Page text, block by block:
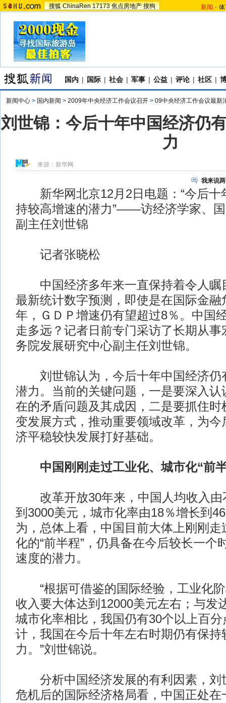
搜狐 ChinaRen 17173 焦点房地产 搜狗 新闻 -
国内 | 国际 | 社会 | 军事 | 公益 | 评论 | 社区 |
新闻中心 > 国内新闻 > 2009年中央经济工作会议召开 > 09中央经济工作会议最新
刘世锦：今后十年中国经济仍
力
来源： 新华网
我来说
新华网北京12月2日电题：“今后十
持较高增速的潜力”——访经济学家、
副主任刘世锦
记者张晓松
中国经济多年来一直保持着令人瞩
最新统计数字预测，即使是在国际金融
年，ＧＤＰ增速仍有望超过8％。中国
走多远？记者日前专门采访了长期从事
务院发展研究中心副主任刘世锦。
刘世锦认为，今后十年中国经济仍
潜力。当前的关键问题，一是要深入认
在的矛盾问题及其成因，二是要抓住时
变发展方式，推动重要领域改革，为今
济平稳较快发展打好基础。
中国刚刚走过工业化、城市化“前
改革开放30年来，中国人均收入由
到3000美元，城市化率由18％增长到
为，总体上看，中国目前大体上刚刚
化的“前半程”，仍具备在今后较长一个
速度的潜力。
“根据可借鉴的国际经验，工业化阶
收入要大体达到12000美元左右；与发
城市化率相比，我国仍有30个以上百
计，我国在今后十年左右时期仍有保持
力。”刘世锦说。
分析中国经济发展的有利因素，刘
危机后的国际经济格局看，中国正处在